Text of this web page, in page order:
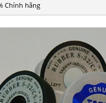
Chính hãng